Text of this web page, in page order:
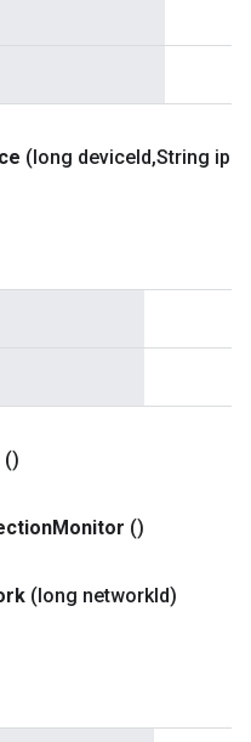
(long deviceId,String ip
()
Monitor ()
(long networkId)